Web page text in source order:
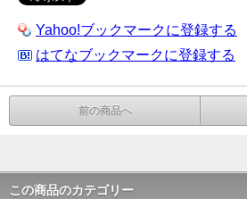
Yahoo!ブックマークに登録する
はてなブックマークに登録する
前の商品へ
この商品のカテゴリー